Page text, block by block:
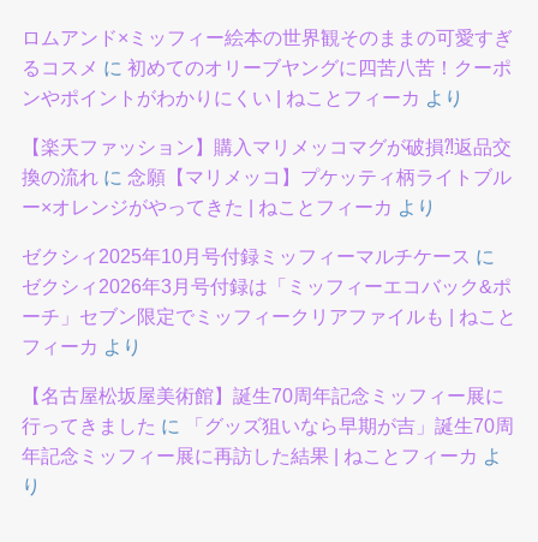
ロムアンド×ミッフィー絵本の世界観そのままの可愛すぎ
るコスメ に 初めてのオリーブヤングに四苦八苦！クーポ
ンやポイントがわかりにくい | ねことフィーカ より
【楽天ファッション】購入マリメッコマグが破損⁈返品交
換の流れに 念願【マリメッコ】プケッティ柄ライトブル
ー×オレンジがやってきた | ねことフィーカ より
ゼクシィ2025年10月号付録ミッフィーマルチケース に
ゼクシィ2026年3月号付録は「ミッフィーエコバック&ポ
ーチ」セブン限定でミッフィークリアファイルも | ねこと
フィーカ より
【名古屋松坂屋美術館】誕生70周年記念ミッフィー展に
行ってきました に
「グッズ狙いなら早期が吉」誕生70周
年記念ミッフィー展に再訪した結果 | ねことフィーカ よ
り